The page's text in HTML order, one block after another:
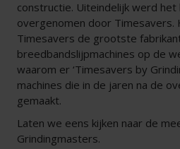
constructie. Uiteindelijk werd
overgenomen door Timesavers.
Timesavers de grootste
breedbandslijpmachines op de
waarom er ‘Timesavers by
machines die in de jaren na de
gemaakt.
Laten we eens kijken naar de
Grindingmasters.